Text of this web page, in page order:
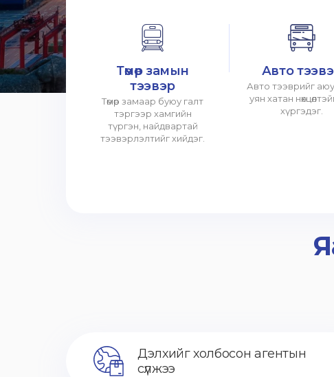
Төмөр замын
тээвэр
Төмөр замаар буюу галт
тэргээр хамгийн
түргэн, найдвартай
тээвэрлэлтийг хийдэг.
Авто
Авто тээврийг
уян хатан
хүргэдэг.
Дэлхийг холбосон агентын
сүлжээ